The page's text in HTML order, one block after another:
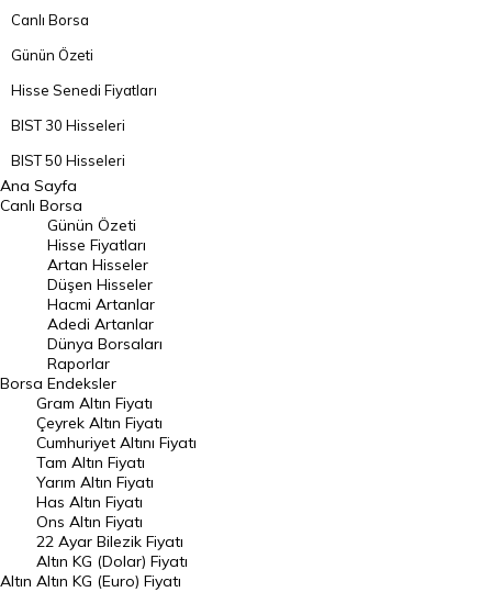
Canlı Borsa
Günün Özeti
Hisse Senedi Fiyatları
BIST 30 Hisseleri
BIST 50 Hisseleri
BIST 100 Hisseleri
En Çok Artan Hisseler
En Çok Düşen Hisseler
Hacmi Artanlar
Geçmiş Kapanışlar
Dünya Borsaları
Raporlar
Endeksler
DÖVİZ
Döviz Kuru
Dolar Kuru
Ana Sayfa
Canlı Borsa
Borsa
Günün Özeti
Hisse Fiyatları
Artan Hisseler
Düşen Hisseler
Hacmi Artanlar
Adedi Artanlar
Dünya Borsaları
Raporlar
Endeksler
Altın
Gram Altın Fiyatı
Çeyrek Altın Fiyatı
Cumhuriyet Altını Fiyatı
Tam Altın Fiyatı
Yarım Altın Fiyatı
Has Altın Fiyatı
Ons Altın Fiyatı
22 Ayar Bilezik Fiyatı
Altın KG (Dolar) Fiyatı
Altın KG (Euro) Fiyatı